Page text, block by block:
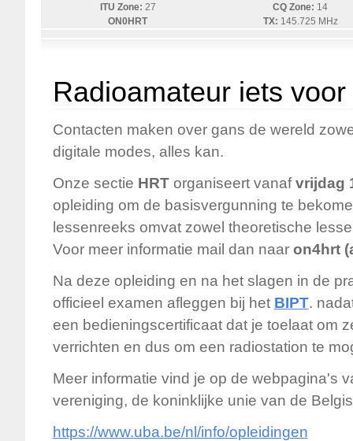
ITU Zone: 27 CQ Zone: 14
ON0HRT
TX: 145.725 MHz
Radioamateur iets voor
Contacten maken over gans de wereld
digitale modes, alles kan.
Onze sectie HRTorganiseert vanafvrijdag
opleiding om de basisvergunning te
lessenreeks omvat zowel theoretische
Voor meer informatie mail dan naar on4hrt
Na deze opleiding en na het slagen in de
officieel examen afleggen bij het BIPT.
een bedieningscertificaat dat je toelaat om
verrichten en dus om een radiostation te
Meer informatie vind je op de webpagina's
vereniging, de koninklijke unie van de
https://www.uba.be/nl/info/opleidingen